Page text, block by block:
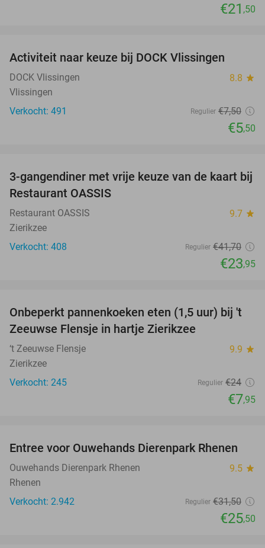
€21 ,50
Activiteit naar keuze bij DOCK Vlissingen
DOCK Vlissingen 8.8 star
Vlissingen
Verkocht: 491
Regulier €7,50
€5,50
43%
3-gangendiner met vrije keuze van de kaart bij
Restaurant OASSIS
Restaurant OASSIS 9.7 star
Zierikzee
Verkocht: 408
Regulier €41,70
€23,95
67%
Onbeperkt pannenkoeken eten (1,5 uur) bij 't
Zeeuwse Flensje in hartje Zierikzee
‘t Zeeuwse Flensje 9.9 star
Zierikzee
Verkocht: 245
Regulier €24
€7,95
19%
Entree voor Ouwehands Dierenpark Rhenen
Ouwehands Dierenpark Rhenen 9.5 star
Rhenen
Verkocht: 2.942
Regulier €31,50
€25,50